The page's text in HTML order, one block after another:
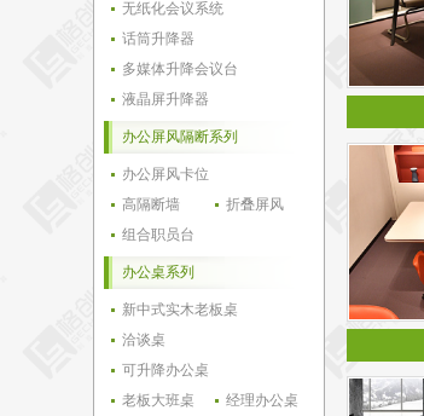
无纸化会议系统
话筒升降器
多媒体升降会议台
液晶屏升降器
办公屏风隔断系列
办公屏风卡位
高隔断墙
折叠屏风
组合职员台
办公桌系列
新中式实木老板桌
洽谈桌
可升降办公桌
老板大班桌
经理办公桌